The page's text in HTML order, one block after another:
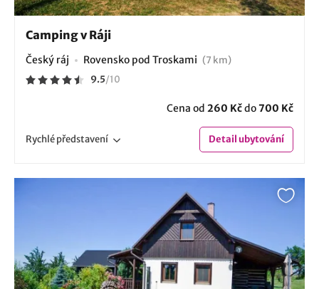
Camping v Ráji
Český ráj Rovensko pod Troskami (7 km)
9.5/10
Cena od 260 Kčdo700 Kč
Rychlépředstavení Detailubytování